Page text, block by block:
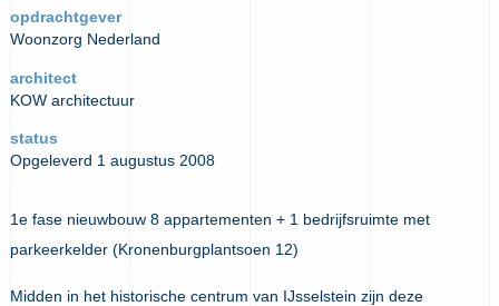
opdrachtgever
Woonzorg Nederland
architect
KOW architectuur
status
Opgeleverd 1 augustus 2008
1e fase nieuwbouw 8 appartementen + 1 bedrijfsruimte met
parkeerkelder (Kronenburgplantsoen 12)
Midden in het historische centrum van IJsselstein zijn deze